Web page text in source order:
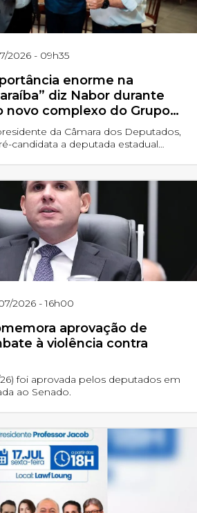
2026 - 09h35
enorme na
diz Nabor durante
novo complexo do Grupo
da Câmara dos Deputados,
candidata a deputada estadual
ao Senado João Azevêdo,
Professor Jacob, além de prefeitos
2026 - 16h00
aprovação de
à violência contra
foi aprovada pelos deputados em
ao Senado.